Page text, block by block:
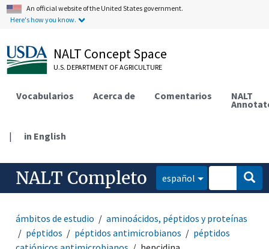
An official website of the United States government.
Here's how you know.
NALT Concept Space
U.S. DEPARTMENT OF AGRICULTURE
Vocabularios Acerca de Comentarios NALT
| in English
NALT Completo español
ámbitos de estudio
aminoácidos, péptidos y proteínas
péptidos
péptidos antimicrobianos
péptidos